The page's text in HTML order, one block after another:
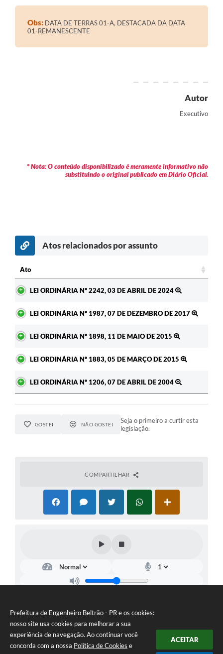
Prefeitura de Engenheiro Beltrão - PR e os cookies:
nosso site usa cookies para melhorar a sua
experiência de navegação. Ao continuar você
concorda com a nossa Política de Cookies e
ACEITAR
Arquivos para Download
Obs: DATA DE TERRAS 01-A, DESTACADA DA DATA
01-REMANESCENTE
Autor
Executivo
* Nota: O conteúdo disponibilizado é meramente informativo não
substituindo o original publicado em Diário Oficial.
Atos relacionados por assunto
Ato
LEI ORDINÁRIA Nº 2242, 03 DE ABRIL DE 2024
LEI ORDINÁRIA Nº 1987, 07 DE DEZEMBRO DE 2017
LEI ORDINÁRIA Nº 1898, 11 DE MAIO DE 2015
LEI ORDINÁRIA Nº 1883, 05 DE MARÇO DE 2015
LEI ORDINÁRIA Nº 1206, 07 DE ABRIL DE 2004
GOSTEI NÃO GOSTEI
Seja o primeiro a curtir esta
legislação.
COMPARTILHAR